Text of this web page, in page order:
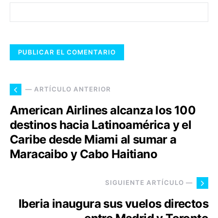
— ARTÍCULO ANTERIOR
American Airlines alcanza los 100
destinos hacia Latinoamérica y el
Caribe desde Miami al sumar a
Maracaibo y Cabo Haitiano
SIGUIENTE ARTÍCULO —
Iberia inaugura sus vuelos directos